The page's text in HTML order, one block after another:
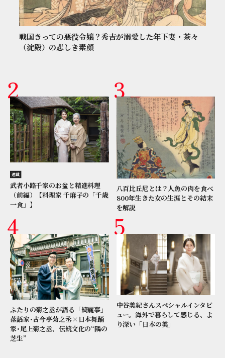
戦国きっての悪役令嬢？秀吉が溺愛した年下妻・茶々
（淀殿）の悲しき素顔
連載
武者小路千家のお盆と精進料理
（前編）【料理家 千麻子の「千歳
一食」】
八百比丘尼とは？人魚の肉を食べ
800年生きた女の生涯とその結末
を解説
ふたりの菊之丞が語る「綺麗事」
落語家･古今亭菊之丞×日本舞踊
家･尾上菊之丞、伝統文化の“隣の
芝生”
中谷美紀さんスペシャルインタビ
ュー。海外で暮らして感じる、よ
り深い「日本の美」